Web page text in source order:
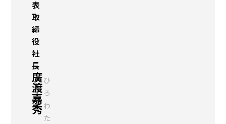
表
取
締
役
社
長
廣
渡
嘉
秀
ひ
ろ
わ
た